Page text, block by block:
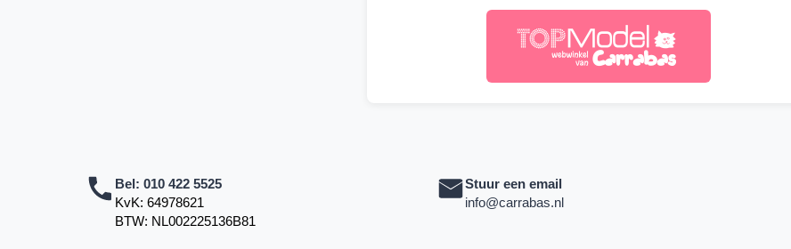
Bel: 010 422 5525
KvK: 64978621
BTW: NL002225136B81
Stuur een email
info@carrabas.nl